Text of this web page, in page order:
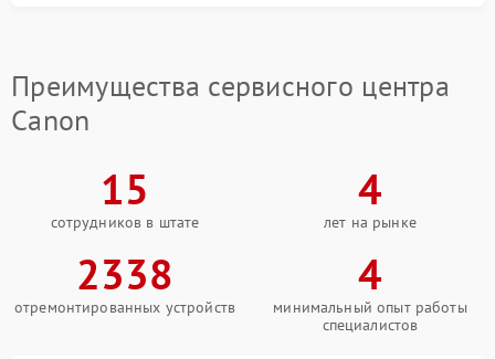
Преимущества сервисного центра
Canon
15
сотрудников в штате
4
лет на рынке
2338
отремонтированных устройств
4
минимальный опыт работы
специалистов